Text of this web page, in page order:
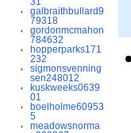
galbraithbullard9
79318
gordonmcmahon
784632
hopperparks171
232
sigmonsvenning
sen248012
kuskweeks0639
01
boelholme60953
5
meadowsnorma